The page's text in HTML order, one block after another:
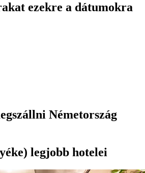
ezekre a dátumokra
Németország
legjobb hotelei